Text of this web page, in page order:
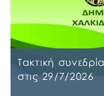
Τακτική
στις 29/7/2026